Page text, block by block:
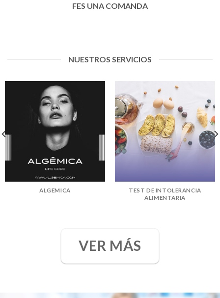
FES UNA COMANDA
NUESTROS SERVICIOS
ALGEMICA
TEST DE INTOLERANCIA
ALIMENTARIA
VER MÁS